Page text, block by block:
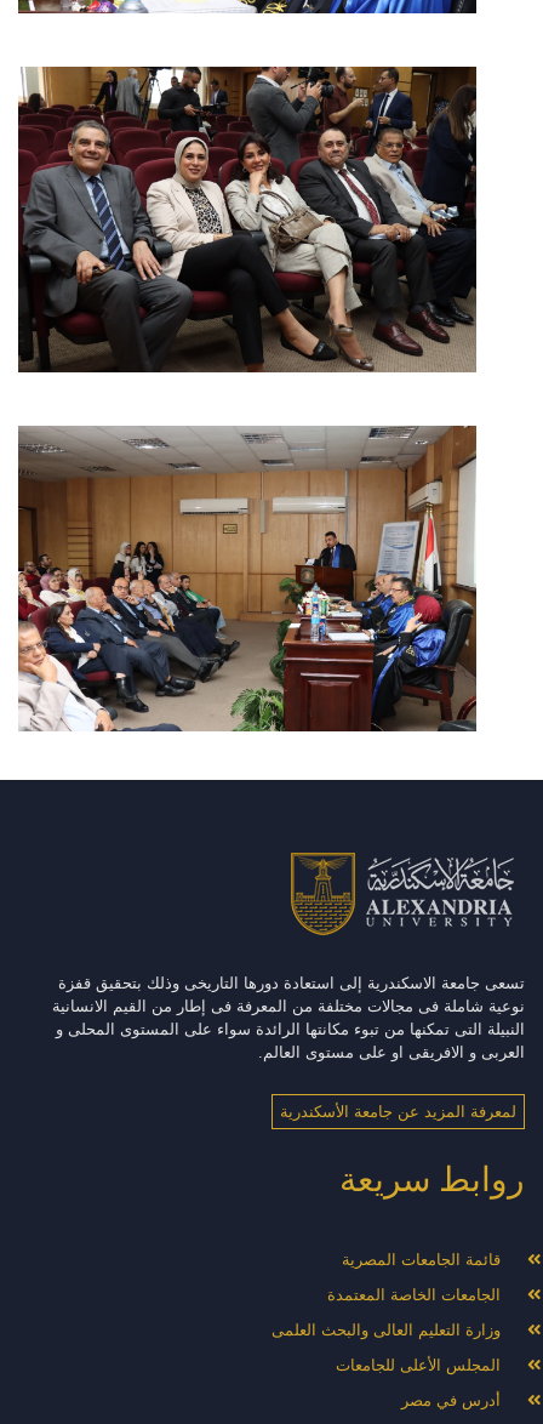
تسعى جامعة الاسكندرية إلى استعادة دورها التاريخى وذلك بتحقيق قفزة
نوعية شاملة فى مجالات مختلفة من المعرفة فى إطار من القيم الانسانية
النبيلة التى تمكنها من تبوء مكانتها الرائدة سواء على المستوى المحلى و
العربى و الافريقى او على مستوى العالم.
لمعرفة المزيد عن جامعة الأسكندرية
روابط سريعة
قائمة الجامعات المصرية
الجامعات الخاصة المعتمدة
وزارة التعليم العالى والبحث العلمى
المجلس الأعلى للجامعات
أدرس في مصر